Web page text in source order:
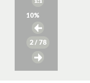
10%
2/ 78